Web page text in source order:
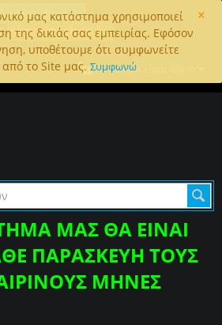
×
μας κατάστημα χρησιμοποιεί
της δικιάς σας εμπειρίας. Εφόσον
υποθέτουμε ότι συμφωνείτε
το Site μας. Συμφωνώ
|
shootingshop.eu
Το καλάθι είναι άδειο
ΜΑΣ ΘΑ ΕΙΝΑΙ
ΠΑΡΑΣΚΕΥΗ ΤΟΥΣ
ΜΗΝΕΣ